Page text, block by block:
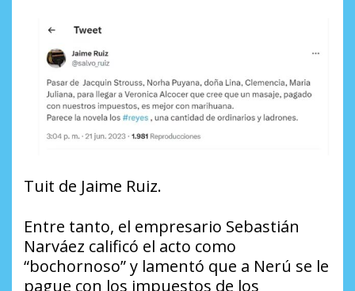
Tuit de Jaime Ruiz.
Entre tanto, el empresario Sebastián
Narváez calificó el acto como
“bochornoso” y lamentó que a Nerú se le
pague con los impuestos de los